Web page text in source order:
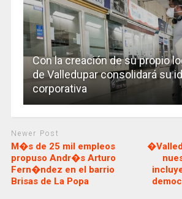
Con la creación de su propio
de Valledupar consolidará su
corporativa
Newer Post
M�s de 25 mil empleos
propuso Andr�s Arturo
Fern�ndez en el barrio
Brisas de La Popa